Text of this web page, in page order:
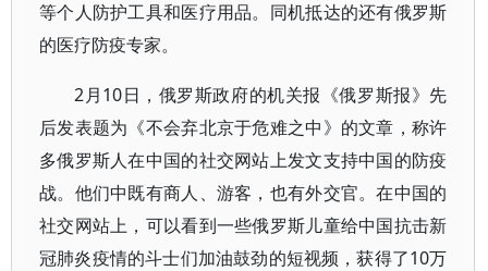
等个人防护工具和医疗用品。同机抵达的还有俄罗斯
的医疗防疫专家。
2月10日，俄罗斯政府的机关报《俄罗斯报》先
后发表题为《不会弃北京于危难之中》的文章，称许
多俄罗斯人在中国的社交网站上发文支持中国的防疫
战。他们中既有商人、游客，也有外交官。在中国的
社交网站上，可以看到一些俄罗斯儿童给中国抗击新
冠肺炎疫情的斗士们加油鼓劲的短视频，获得了10万